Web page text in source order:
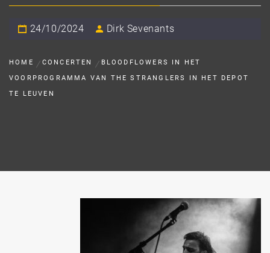
24/10/2024 Dirk Sevenants
HOME CONCERTEN
BLOODFLOWERS IN HET
VOORPROGRAMMA VAN THE STRANGLERS IN HET DEPOT
TE LEUVEN